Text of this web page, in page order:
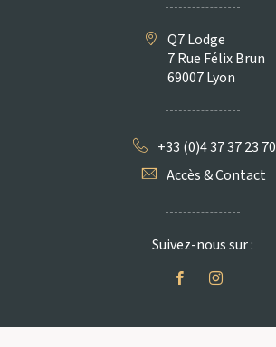
Q7 Lodge
7 Rue Félix Brun
69007 Lyon
+33 (0)4 37 37 23 70
Accès & Contact
Suivez-nous sur :